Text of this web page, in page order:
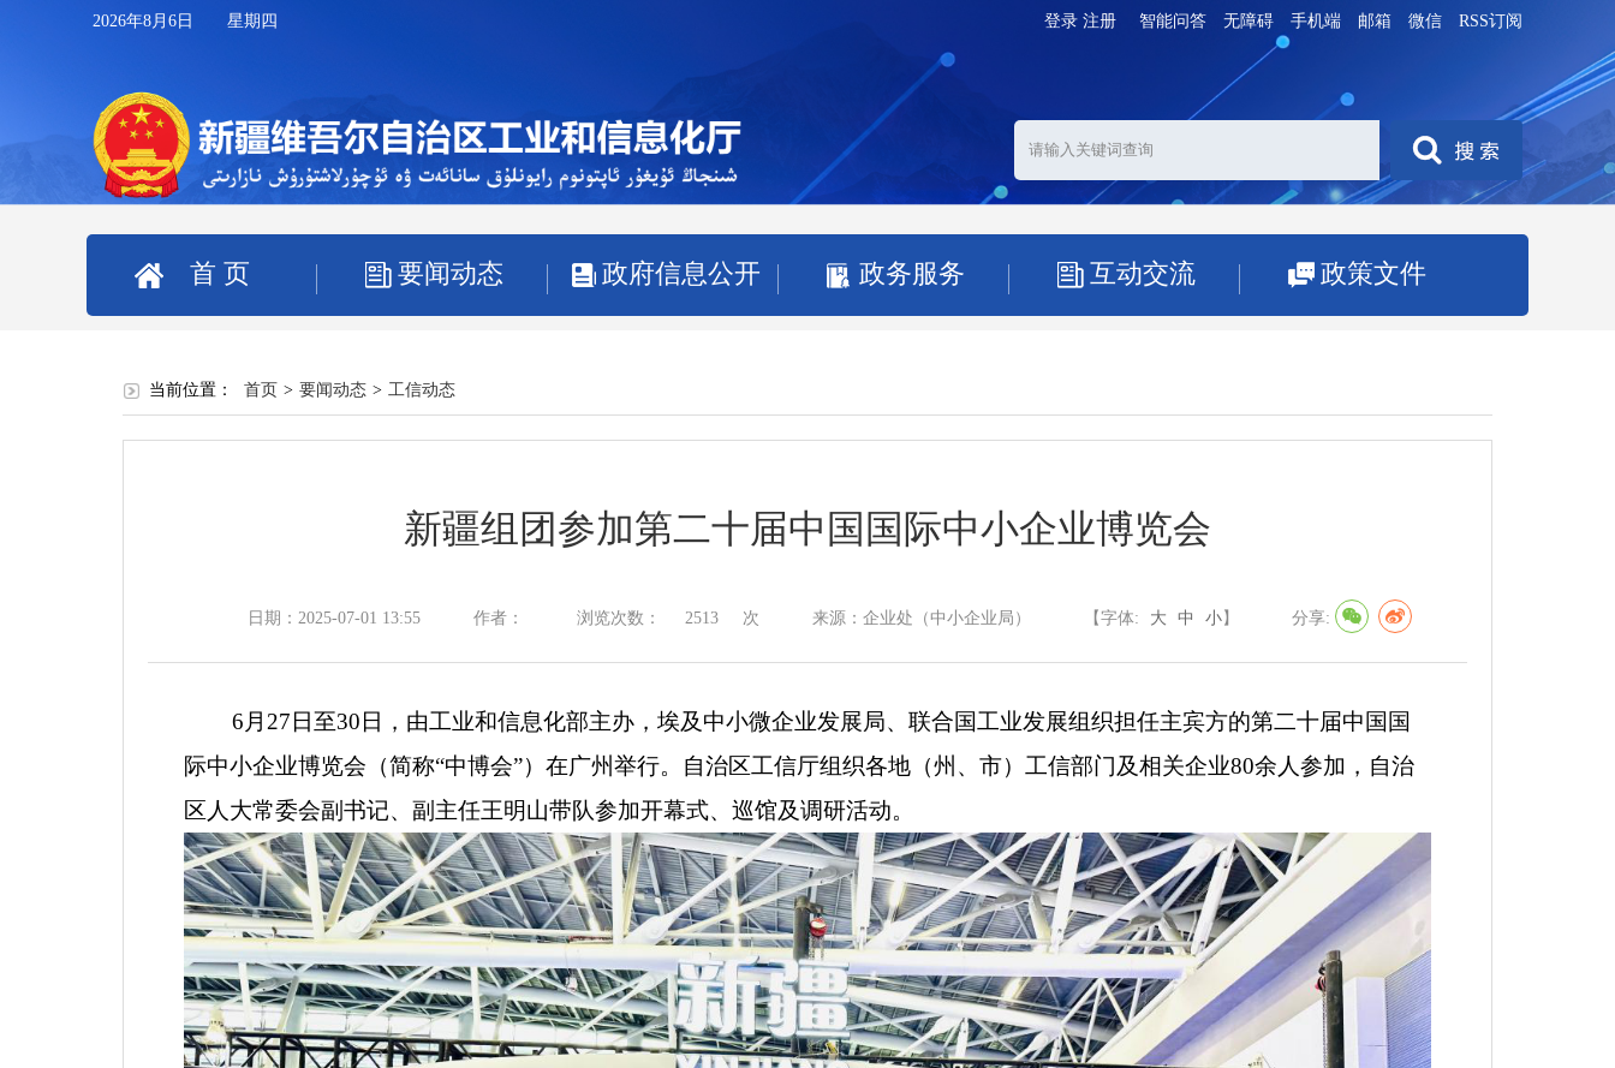
2026年8月6日 星期四 智能问答 无障碍 手机端 邮箱 微信 RSS订阅
登录 注册
首 页 要闻动态 政府信息公开 政务服务 互动交流 政策文件
当前位置： 首页 > 要闻动态 > 工信动态
新疆组团参加第二十届中国国际中小企业博览会
日期：2025-07-01 13:55 作者： 浏览次数： 2513 次 来源：企业处（中小企业局） 【字体: 大 中 小】 分享:
6 月 27 日至30 日 ，由工业和信息化部主办，埃及中小微企业发展局、联合国工业发展组织担任主宾方的第二十届中国国
际中小企业博览会（简称“中博会”）在广州举行。自治区工信厅组织各地（州、市）工信部门及相关企业80余 人参加，自治
区人大常委会副书记、副主任王明山带队参加开幕式、巡馆及调研活动。